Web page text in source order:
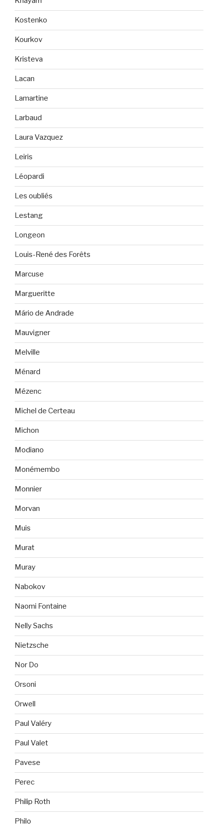
Kostenko
Kourkov
Kristeva
Lacan
Lamartine
Larbaud
Laura Vazquez
Leiris
Léopardi
Les oubliés
Lestang
Longeon
Louis-René des Forêts
Marcuse
Margueritte
Mário de Andrade
Mauvigner
Melville
Ménard
Mézenc
Michel de Certeau
Michon
Modiano
Monémembo
Monnier
Morvan
Muis
Murat
Muray
Nabokov
Naomi Fontaine
Nelly Sachs
Nietzsche
Nor Do
Orsoni
Orwell
Paul Valéry
Paul Valet
Pavese
Perec
Philip Roth
Philo